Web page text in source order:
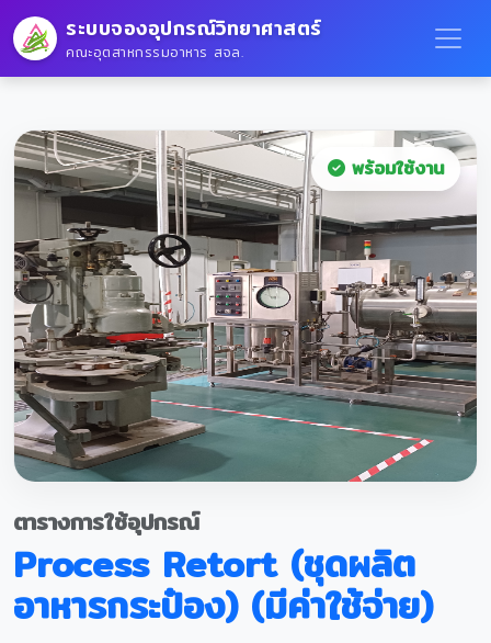
ระบบจองอุปกรณ์วิทยาศาสตร์
คณะอุตสาหกรรมอาหาร สจล.
พร้อมใช้งาน
ตารางการใช้อุปกรณ์
Process Retort (ชุดผลิต
อาหารกระป๋อง) (มีค่าใช้จ่าย)